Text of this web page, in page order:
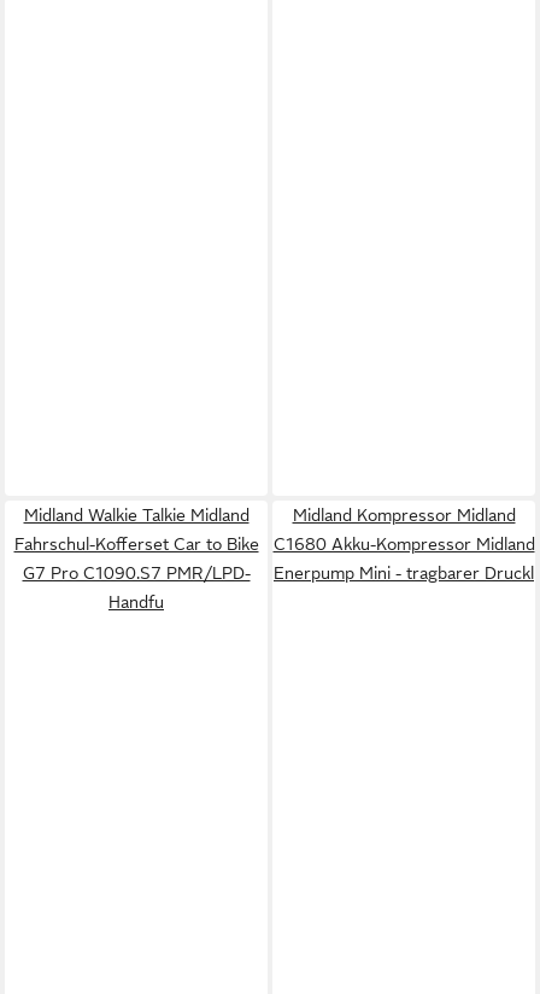
Midland Walkie Talkie Midland
Fahrschul-Kofferset Car to Bike
G7 Pro C1090.S7 PMR/LPD-
Handfu
Midland Kompressor Midland
C1680 Akku-Kompressor Midland
Enerpump Mini - tragbarer Druckl